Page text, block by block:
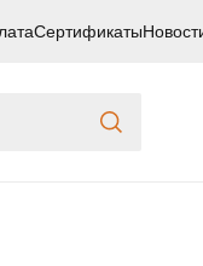
Сертификаты